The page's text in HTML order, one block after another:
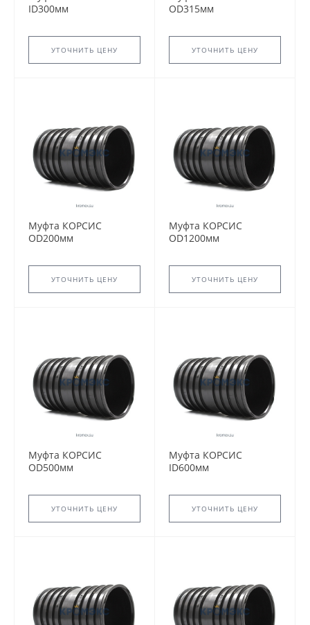
ID300мм
УТОЧНИТЬ ЦЕНУ
OD315мм
УТОЧНИТЬ ЦЕНУ
Муфта КОРСИС
OD200мм
УТОЧНИТЬ ЦЕНУ
Муфта КОРСИС
OD1200мм
УТОЧНИТЬ ЦЕНУ
Муфта КОРСИС
OD500мм
УТОЧНИТЬ ЦЕНУ
Муфта КОРСИС
ID600мм
УТОЧНИТЬ ЦЕНУ